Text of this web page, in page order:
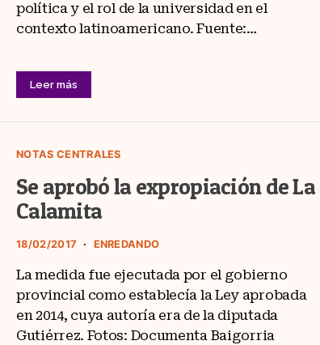
política y el rol de la universidad en el
contexto latinoamericano. Fuente:…
Leer más
NOTAS CENTRALES
Se aprobó la expropiación de La
Calamita
18/02/2017 ENREDANDO
La medida fue ejecutada por el gobierno
provincial como establecía la Ley aprobada
en 2014, cuya autoría era de la diputada
Gutiérrez. Fotos: Documenta Baigorria